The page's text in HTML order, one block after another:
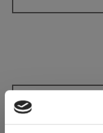
m.look Interior
martelé